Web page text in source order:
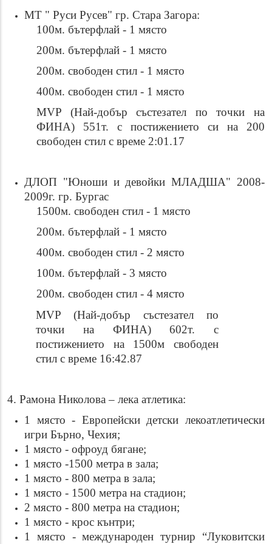
МТ " Руси Русев" гр. Стара Загора:
100м. бътерфлай - 1 място
200м. бътерфлай - 1 място
200м. свободен стил - 1 място
400м. свободен стил - 1 място
MVP (Най-добър състезател по точки на
ФИНА) 551т. с постижението си на 200
свободен стил с време 2:01.17
ДЛОП "Юноши и девойки МЛАДША" 2008-
2009г. гр. Бургас
1500м. свободен стил - 1 място
200м. бътерфлай - 1 място
400м. свободен стил - 2 място
100м. бътерфлай - 3 място
200м. свободен стил - 4 място
MVP (Най-добър състезател по
точки на ФИНА) 602т. с
постижението на 1500м свободен
стил с време 16:42.87
4. Рамона Николова – лека атлетика:
1 място - Европейски детски лекоатлетически
игри Бърно, Чехия;
1 място - офроуд бягане;
1 място -1500 метра в зала;
1 място - 800 метра в зала;
1 място - 1500 метра на стадион;
2 място - 800 метра на стадион;
1 място - крос кънтри;
1 място - международен турнир “Луковитски